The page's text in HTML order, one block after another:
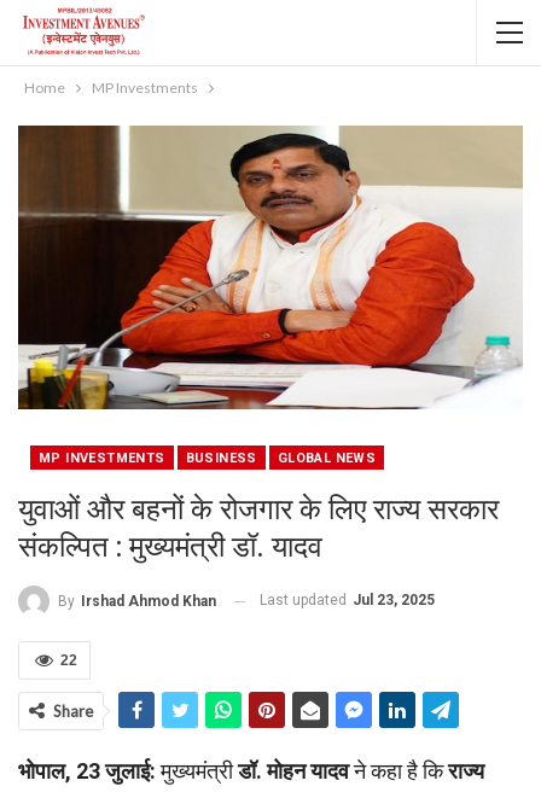
Home MP Investments
MP INVESTMENTS BUSINESS GLOBAL NEWS
युवाओं और बहनों के रोजगार के लिए राज्य सरकार
संकल्पित : मुख्यमंत्री डॉ. यादव
By Irshad Ahmod Khan Last updated Jul 23, 2025
22
Share
भोपाल, 23 जुलाई:मुख्यमंत्रीडॉ. मोहन यादवने कहा है किराज्य